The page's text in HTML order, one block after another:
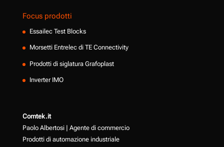
Focus prodotti
Essailec Test Blocks
Morsetti Entrelec di TE Connectivity
Prodotti di siglatura Grafoplast
Inverter IMO
Comtek.it
Paolo Albertosi | Agente di commercio
Prodotti di automazione industriale